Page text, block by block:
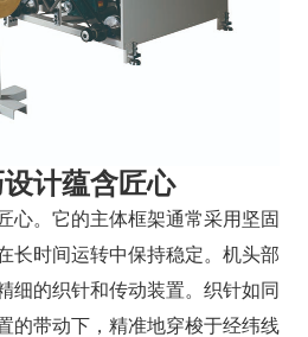
计蕴含匠心
心。它的主体框架通常采用坚固
长时间运转中保持稳定。机头部
细的织针和传动装置。织针如同
的带动下，精准地穿梭于经纬线